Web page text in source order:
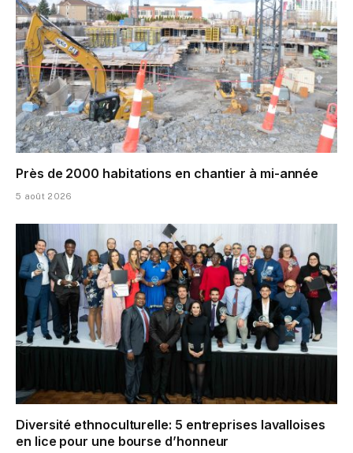
Près de 2000 habitations en chantier à mi-année
5 août 2026
Diversité ethnoculturelle: 5 entreprises lavalloises
en lice pour une bourse d’honneur